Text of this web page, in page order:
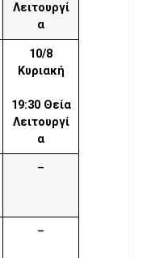
Λειτουργί
α
10/8
Κυριακή
19:30 Θεία
Λειτουργί
α
–
–